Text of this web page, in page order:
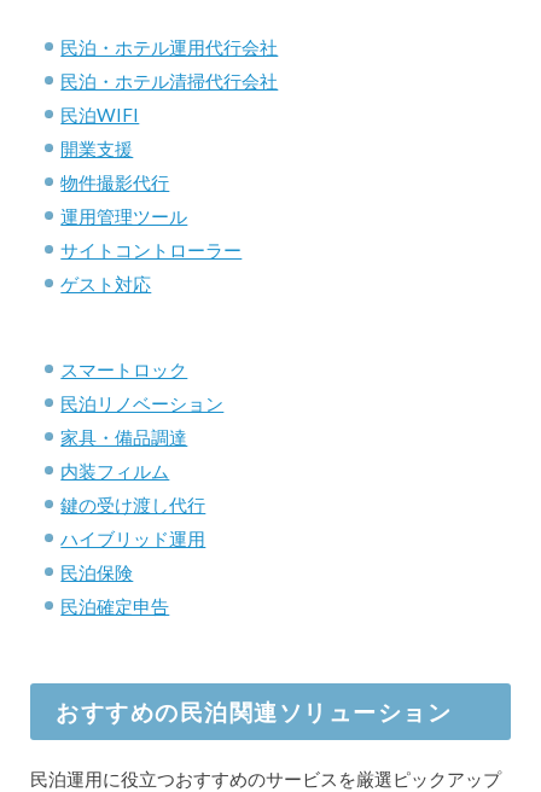
民泊・ホテル運用代行会社
民泊・ホテル清掃代行会社
民泊WIFI
開業支援
物件撮影代行
運用管理ツール
サイトコントローラー
ゲスト対応
スマートロック
民泊リノベーション
家具・備品調達
内装フィルム
鍵の受け渡し代行
ハイブリッド運用
民泊保険
民泊確定申告
おすすめの民泊関連ソリューション
民泊運用に役立つおすすめのサービスを厳選ピックアップ